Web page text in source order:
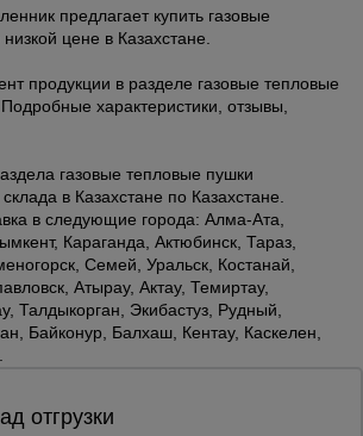
предлагает купить газовые
цене в Казахстане.
продукции в разделе газовые тепловые
характеристики, отзывы,
газовые тепловые пушки
в Казахстане по Казахстане.
в следующие города: Алма-Ата,
Караганда, Актюбинск, Тараз,
Семей, Уральск, Костанай,
Атырау, Актау, Темиртау,
Талдыкорган, Экибастуз, Рудный,
Байконур, Балхаш, Кентау, Каскелен,
отгрузки